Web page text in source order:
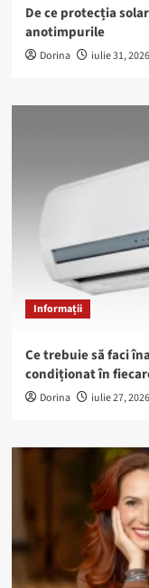
De ce protecția
anotimpurile
Dorina iulie 31, 2026
Informații
Ce trebuie să faci
condiționat în
Dorina iulie 27, 2026